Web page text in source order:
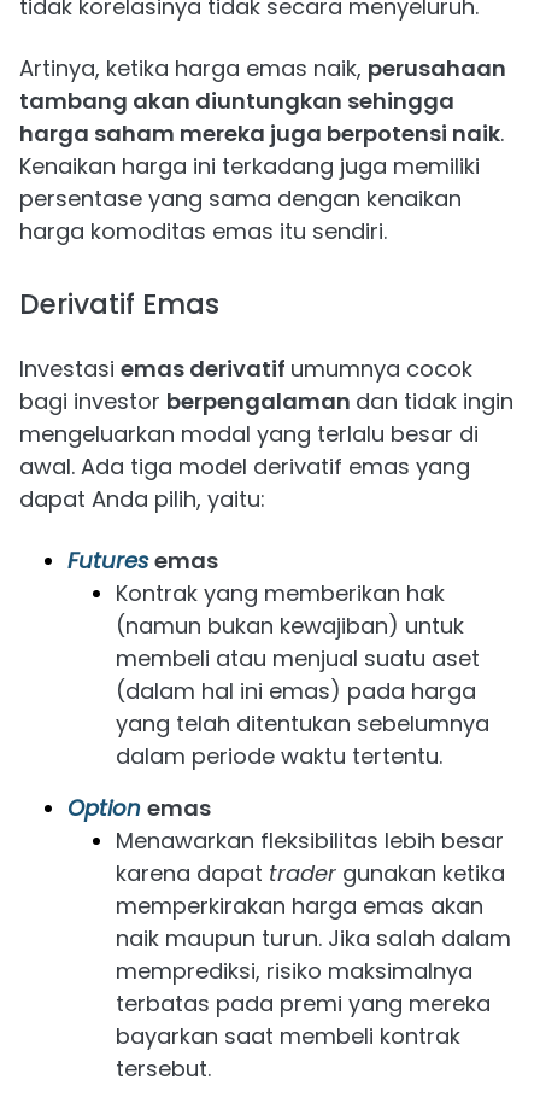
tidak korelasinya tidak secara menyeluruh.
Artinya, ketika harga emas naik, perusahaan
tambang akan diuntungkan sehingga
harga saham mereka juga berpotensi naik.
Kenaikan harga ini terkadang juga memiliki
persentase yang sama dengan kenaikan
harga komoditas emas itu sendiri.
Derivatif Emas
Investasi emas derivatif umumnya cocok
bagi investor berpengalaman dan tidak ingin
mengeluarkan modal yang terlalu besar di
awal. Ada tiga model derivatif emas yang
dapat Anda pilih, yaitu:
Futures emas
Kontrak yang memberikan hak
(namun bukan kewajiban) untuk
membeli atau menjual suatu aset
(dalam hal ini emas) pada harga
yang telah ditentukan sebelumnya
dalam periode waktu tertentu.
Option emas
Menawarkan fleksibilitas lebih besar
karena dapat trader gunakan ketika
memperkirakan harga emas akan
naik maupun turun. Jika salah dalam
memprediksi, risiko maksimalnya
terbatas pada premi yang mereka
bayarkan saat membeli kontrak
tersebut.